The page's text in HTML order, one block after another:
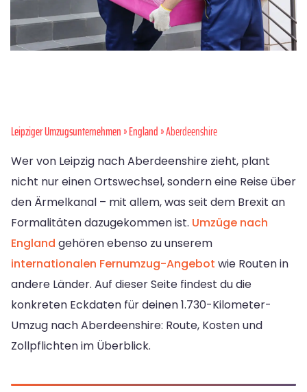
Leipziger Umzugsunternehmen»England» Aberdeenshire
Wer von Leipzig nach Aberdeenshire zieht, plant
nicht nur einen Ortswechsel, sondern eine Reise über
den Ärmelkanal – mit allem, was seit dem Brexit an
Formalitäten dazugekommen ist. Umzüge nach
England gehören ebenso zu unserem
internationalen Fernumzug-Angebot wie Routen in
andere Länder. Auf dieser Seite findest du die
konkreten Eckdaten für deinen 1.730-Kilometer-
Umzug nach Aberdeenshire: Route, Kosten und
Zollpflichten im Überblick.